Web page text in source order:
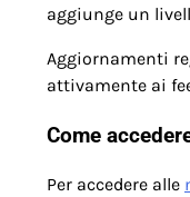
aggiunge un
Aggiornamenti
attivamente ai
Come
Per accedere alle